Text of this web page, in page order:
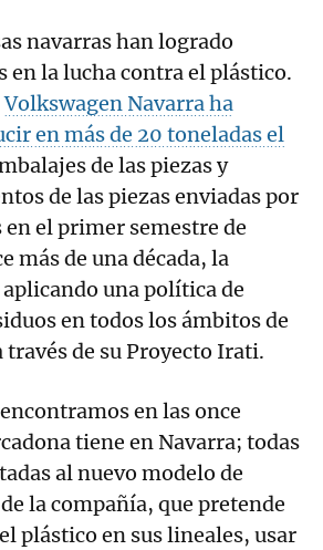
navarras han logrado
en la lucha contra el plástico.
Volkswagen Navarra ha
en más de 20 toneladas el
de las piezas y
de las piezas enviadas por
en el primer semestre de
más de una década, la
una política de
en todos los ámbitos de
través de su Proyecto Irati.
en las once
tiene en Navarra; todas
al nuevo modelo de
la compañía, que pretende
plástico en sus lineales, usar